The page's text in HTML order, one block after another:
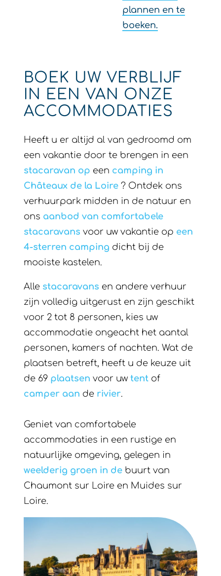
plannen en te
boeken.
BOEK UW VERBLIJF
IN EEN VAN ONZE
ACCOMMODATIES
Heeft u er altijd al van gedroomd om
een vakantie door te brengen in een
stacaravan op een camping in
Châteaux de la Loire ? Ontdek ons
verhuurpark midden in de natuur en
ons aanbod van comfortabele
stacaravans voor uw vakantie op een
4-sterren camping dicht bij de
mooiste kastelen.
Alle stacaravans en andere verhuur
zijn volledig uitgerust en zijn geschikt
voor 2 tot 8 personen, kies uw
accommodatie ongeacht het aantal
personen, kamers of nachten. Wat de
plaatsen betreft, heeft u de keuze uit
de 69 plaatsen voor uw tent of
camper aan de rivier.
Geniet van comfortabele
accommodaties in een rustige en
natuurlijke omgeving, gelegen in
weelderig groen in de buurt van
Chaumont sur Loire en Muides sur
Loire.